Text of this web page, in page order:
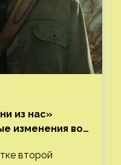
из нас»
изменения во
второй